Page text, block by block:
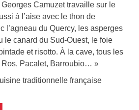
Camuzet travaille sur le
à l’aise avec le thon de
l’agneau du Quercy, les asperges
le canard du Sud-Ouest, le foie
et risotto. À la cave, tous les
Ros, Pacalet, Barroubio… »
traditionnelle française